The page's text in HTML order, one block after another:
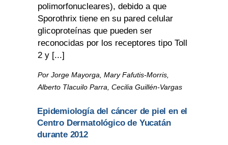
polimorfonucleares), debido a que
Sporothrix tiene en su pared celular
glicoproteínas que pueden ser
reconocidas por los receptores tipo Toll
2 y [...]
Por Jorge Mayorga, Mary Fafutis-Morris,
Alberto Tlacuilo Parra, Cecilia Guillén-Vargas
Epidemiología del cáncer de piel en el
Centro Dermatológico de Yucatán
durante 2012